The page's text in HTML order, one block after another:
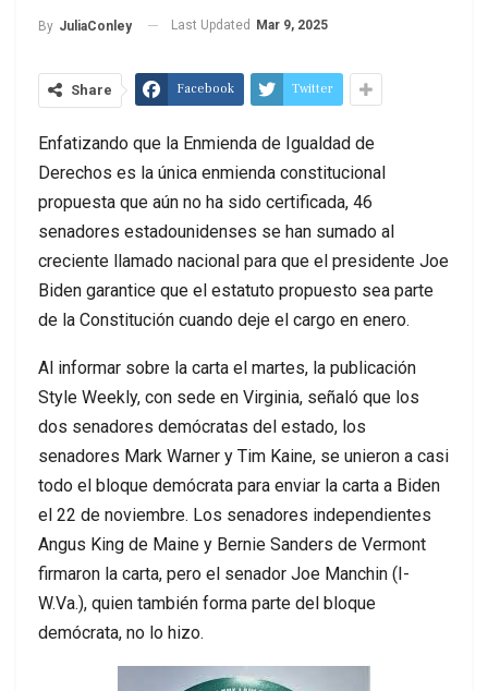
By JuliaConley Last Updated Mar 9, 2025
Share Facebook Twitter
Enfatizando que la Enmienda de Igualdad de
Derechos es la única enmienda constitucional
propuesta que aún no ha sido certificada, 46
senadores estadounidenses se han sumado al
creciente llamado nacional para que el presidente Joe
Biden garantice que el estatuto propuesto sea parte
de la Constitución cuando deje el cargo en enero.
Al informar sobre la carta el martes, la publicación
Style Weekly, con sede en Virginia, señaló que los
dos senadores demócratas del estado, los
senadores Mark Warner y Tim Kaine, se unieron a casi
todo el bloque demócrata para enviar la carta a Biden
el 22 de noviembre. Los senadores independientes
Angus King de Maine y Bernie Sanders de Vermont
firmaron la carta, pero el senador Joe Manchin (I-
W.Va.), quien también forma parte del bloque
demócrata, no lo hizo.